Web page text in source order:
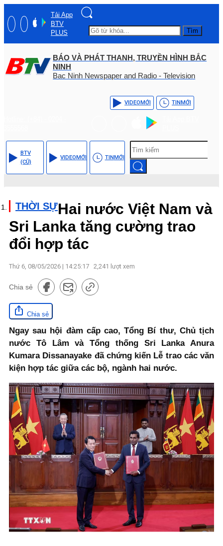
Tải App
BTV
PLUS
Tìm
BÁO VÀ PHÁT THANH, TRUYỀN HÌNH BẮC
NINH
Bac Ninh Newspaper and Radio - Television
VIDEOMỚI TINMỚI
BTV
(CŨ)
VIDEOMỚI TINMỚI
THỜI SỰHai nước Việt Nam và
Sri Lanka tăng cường trao
đổi hợp tác
Thứ 6, 08/05/2026 | 14:25:17 2,241 lượt xem
Chia sẻ
Chia sẻ
Ngay sau hội đàm cấp cao, Tổng Bí thư, Chủ tịch
nước Tô Lâm và Tổng thống Sri Lanka Anura
Kumara Dissanayake đã chứng kiến Lễ trao các văn
kiện hợp tác giữa các bộ, ngành hai nước.